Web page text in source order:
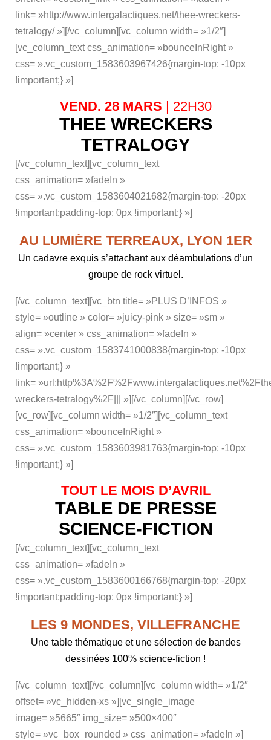
link= »http://www.intergalactiques.net/thee-wreckers-
tetralogy/ »][/vc_column][vc_column width= »1/2″]
[vc_column_text css_animation= »bounceInRight »
css= ».vc_custom_1583603967426{margin-top: -10px
!important;} »]
VEND. 28 MARS | 22H30
THEE WRECKERS
TETRALOGY
[/vc_column_text][vc_column_text
css_animation= »fadeIn »
css= ».vc_custom_1583604021682{margin-top: -20px
!important;padding-top: 0px !important;} »]
AU LUMIÈRE TERREAUX, LYON 1ER
Un cadavre exquis s’attachant aux déambulations d’un
groupe de rock virtuel.
[/vc_column_text][vc_btn title= »PLUS D’INFOS »
style= »outline » color= »juicy-pink » size= »sm »
align= »center » css_animation= »fadeIn »
css= ».vc_custom_1583741000838{margin-top: -10px
!important;} »
link=
wreckers-tetralogy%2F||| »][/vc_column][/vc_row]
[vc_row][vc_column width= »1/2″][vc_column_text
css_animation= »bounceInRight »
css= ».vc_custom_1583603981763{margin-top: -10px
!important;} »]
TOUT LE MOIS D’AVRIL
TABLE DE PRESSE
SCIENCE-FICTION
[/vc_column_text][vc_column_text
css_animation= »fadeIn »
css= ».vc_custom_1583600166768{margin-top: -20px
!important;padding-top: 0px !important;} »]
LES 9 MONDES, VILLEFRANCHE
Une table thématique et une sélection de bandes
dessinées 100% science-fiction !
[/vc_column_text][/vc_column][vc_column width= »1/2″
offset= »vc_hidden-xs »][vc_single_image
image= »5665″ img_size= »500×400″
style= »vc_box_rounded » css_animation= »fadeIn »]